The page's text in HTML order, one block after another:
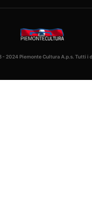
2024 Piemonte Cultura A.p.s. Tutti i